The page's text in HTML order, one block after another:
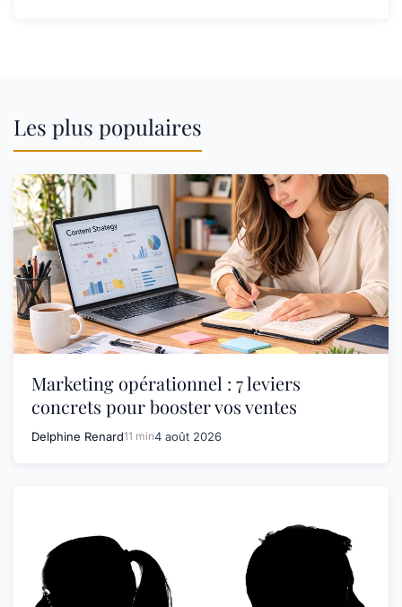
Les plus populaires
Marketing opérationnel : 7 leviers
concrets pour booster vos ventes
Delphine Renard11 min4 août 2026